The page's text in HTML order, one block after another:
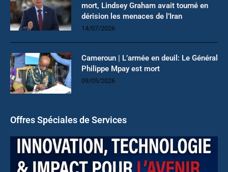
mort, Lindsey Graham avait tourné en
dérision les menaces de l’Iran
14/07/2026
Cameroun | L’armée en deuil: Le Général
Philippe Mpay est mort
09/05/2026
Offres Spéciales de Services